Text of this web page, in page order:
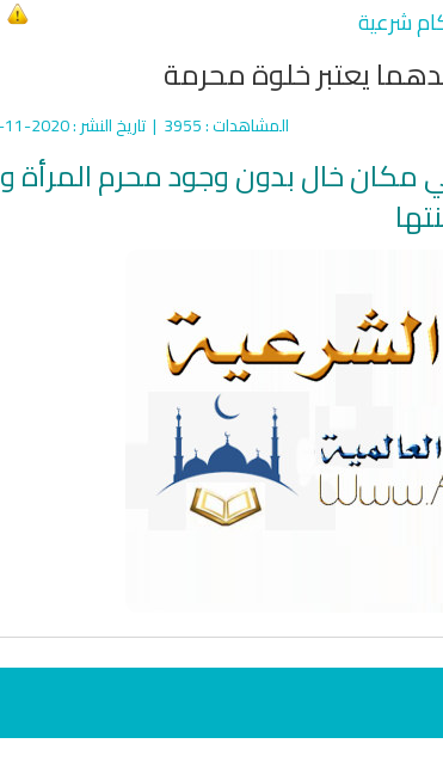
شرعية
يعتبر خلوة محرمة
المشاهدات: 3955 | تاريخ النشر: 2020-11-13
مكان خال بدون وجود محرم المرأة
Ruqyah Shariah
Sihir Jin Yahudi pada Seorang
Wanita